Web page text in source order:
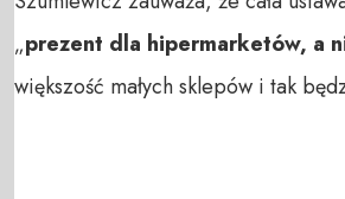
„prezent dla hipermarketów, a
większość małych sklepów i tak